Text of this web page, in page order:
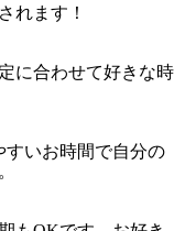
れます！
に合わせて好きな時
いお時間で自分の